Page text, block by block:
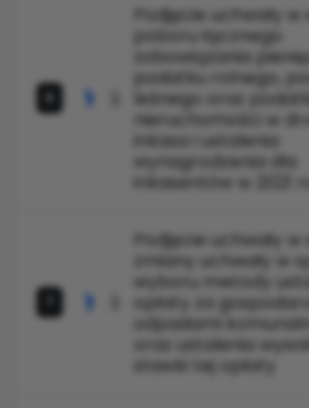
Podjęcie uchwały
poboru łącznego
zobowiązania
podatku rolnego,
leśnego oraz
nieruchomości w
inkasa i ustalenia
wynagrodzenia dla
inkasentów w 2021
Podjęcie uchwały
zmiany uchwały w
wyboru metody
opłaty za
odpadami
oraz ustalenia
stawki tej opłaty